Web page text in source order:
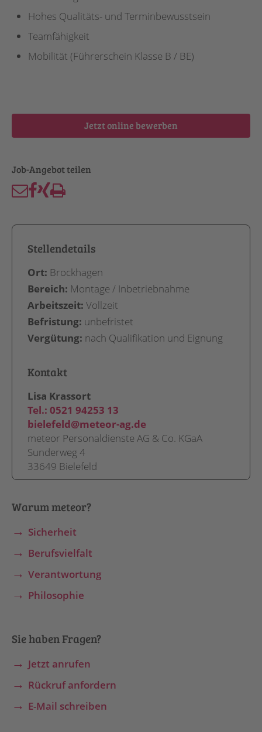
Hohes Qualitäts- und Terminbewusstsein
Teamfähigkeit
Mobilität (Führerschein Klasse B / BE)
Jetzt online bewerben
Stellendetails
Ort: Brockhagen
Bereich: Montage / Inbetriebnahme
Arbeitszeit: Vollzeit
Befristung: unbefristet
Vergütung: nach Qualifikation und Eignung
Kontakt
Lisa Krassort
Tel.: 0521 94253 13
bielefeld@meteor-ag.de
meteor Personaldienste AG & Co. KGaA
Sunderweg 4
33649 Bielefeld
Warum meteor?
Sicherheit
Berufsvielfalt
Verantwortung
Philosophie
Sie haben Fragen?
Jetzt anrufen
Rückruf anfordern
E-Mail schreiben